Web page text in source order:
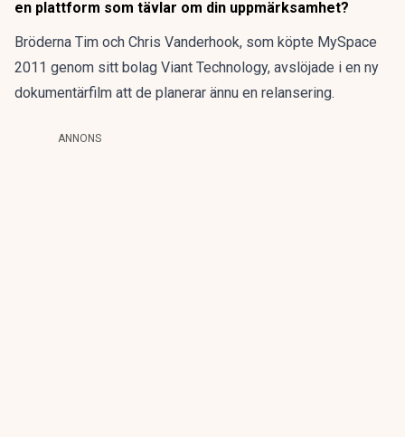
en plattform som tävlar om din uppmärksamhet?
Bröderna Tim och Chris Vanderhook, som köpte MySpace
2011 genom sitt bolag Viant Technology, avslöjade i en ny
dokumentärfilm att de planerar ännu en relansering.
ANNONS